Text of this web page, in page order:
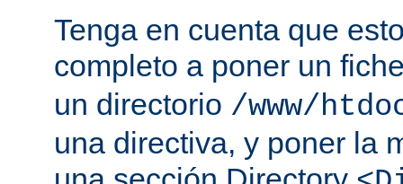
Tenga en cuenta que
completo a poner un
un directorio /www/
una directiva, y poner la